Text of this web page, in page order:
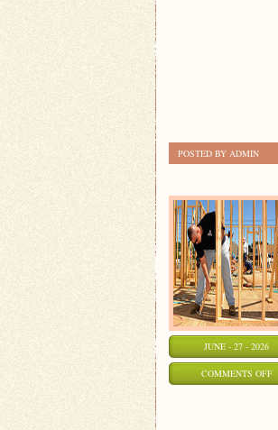
POSTED BY ADMIN
JUNE - 27 - 2026
COMMENTS OFFON